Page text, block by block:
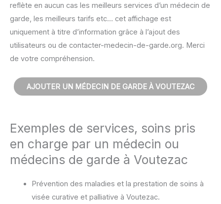
reflète en aucun cas les meilleurs services d’un médecin de
garde, les meilleurs tarifs etc… cet affichage est
uniquement à titre d’information grâce à l’ajout des
utilisateurs ou de contacter-medecin-de-garde.org. Merci
de votre compréhension.
AJOUTER UN MÉDECIN DE GARDE À VOUTEZAC
Exemples de services, soins pris
en charge par un médecin ou
médecins de garde à Voutezac
Prévention des maladies et la prestation de soins à
visée curative et palliative à Voutezac.